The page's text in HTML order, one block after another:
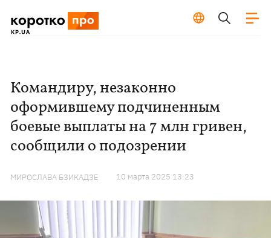
Командиру, незаконно
оформившему подчиненным
боевые выплаты на 7 млн ​​гривен,
сообщили о подозрении
МИРОСЛАВА БЗИКАДЗЕ 10 марта 2025 13:23